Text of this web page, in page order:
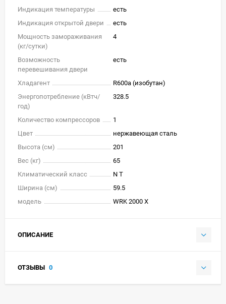
Индикация температуры
есть
Индикация открытой двери
есть
Мощность замораживания
(кг/cутки)
4
Возможность
перевешивания двери
есть
Хладагент
R600a (изобутан)
Энергопотребление (кВтч/
год)
328.5
Количество компрессоров
1
Цвет
нержавеющая сталь
Высота (см)
201
Вес (кг)
65
Климатический класс
N T
Ширина (см)
59.5
модель
WRK 2000 X
ОПИСАНИЕ
ОТЗЫВЫ 0